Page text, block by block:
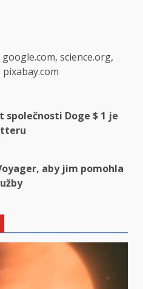
science.org,
Doge $ 1 je
aby jim pomohla